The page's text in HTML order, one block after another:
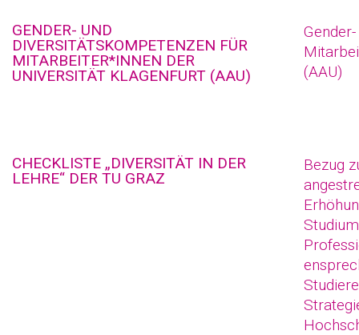
GENDER- UND
DIVERSITÄTSKOMPETENZEN FÜR
MITARBEITER*INNEN DER
UNIVERSITÄT KLAGENFURT (AAU)
(AAU)
CHECKLISTE „DIVERSITÄT IN DER
LEHRE“ DER TU GRAZ
Bezug